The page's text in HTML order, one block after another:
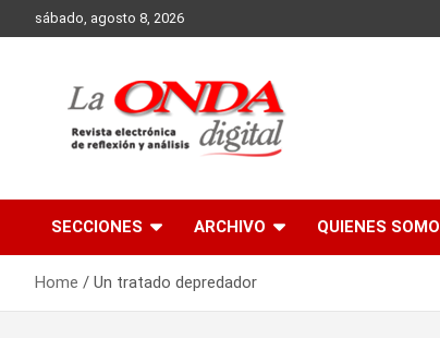
to
sábado, agosto 8, 2026
SECCIONES ARCHIVO QUIENES
Home Un tratado depredador